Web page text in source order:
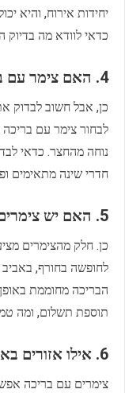
יחידות אירוח, והיא
כדאי לוודא מה
4. האם צימר עם בריכה מתאים למשפחות עם ילדים?
כן, אבל חשוב לבדוק
לבחור צימר עם
נוחה מהחצר. כדאי
חדרי שינה מתאימים
5. האם יש צימרים עם בריכה מחוממת?
כן. חלק מהצימרים
לחופשה בחורף,
הבריכה מחוממת
תוספת תשלום, ומה
6. אילו אזורים בארץ מתאימים לצימרים עם בריכה?
צימרים עם בריכה